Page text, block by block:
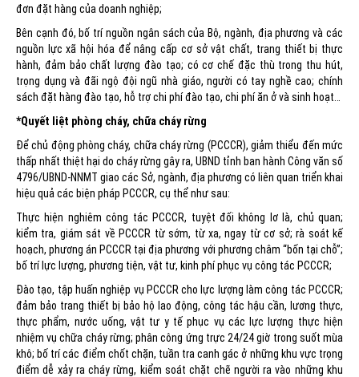
đơn đặt hàng của doanh nghiệp;
Bên cạnh đó, bố trí nguồn ngân sách của Bộ, ngành, địa phương và các
nguồn lực xã hội hóa để nâng cấp cơ sở vật chất, trang thiết bị thực
hành, đảm bảo chất lượng đào tạo; có cơ chế đặc thù trong thu hút,
trọng dụng và đãi ngộ đội ngũ nhà giáo, người có tay nghề cao; chính
sách đặt hàng đào tạo, hỗ trợ chi phí đào tạo, chi phí ăn ở và sinh hoạt…
*Quyết liệt phòng cháy, chữa cháy rừng
Để chủ động phòng cháy, chữa cháy rừng (PCCCR), giảm thiểu đến mức
thấp nhất thiệt hại do cháy rừng gây ra, UBND tỉnh ban hành Công văn số
4796/UBND-NNMT giao các Sở, ngành, địa phương có liên quan triển khai
hiệu quả các biện pháp PCCCR, cụ thể như sau:
Thực hiện nghiêm công tác PCCCR, tuyệt đối không lơ là, chủ quan;
kiểm tra, giám sát về PCCCR từ sớm, từ xa, ngay từ cơ sở; rà soát kế
hoạch, phương án PCCCR tại địa phương với phương châm “bốn tại chỗ”;
bố trí lực lượng, phương tiện, vật tư, kinh phí phục vụ công tác PCCCR;
Đào tạo, tập huấn nghiệp vụ PCCCR cho lực lượng làm công tác PCCCR;
đảm bảo trang thiết bị bảo hộ lao động, công tác hậu cần, lương thực,
thực phẩm, nước uống, vật tư y tế phục vụ các lực lượng thực hiện
nhiệm vụ chữa cháy rừng; phân công ứng trực 24/24 giờ trong suốt mùa
khô; bố trí các điểm chốt chặn, tuần tra canh gác ở những khu vực trọng
điểm dễ xảy ra cháy rừng, kiểm soát chặt chẽ người ra vào những khu